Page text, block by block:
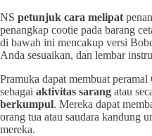
NS petunjuk cara melipat
penangkap cootie pada barang
di bawah ini mencakup versi
Anda sesuaikan, dan lembar
Pramuka dapat membuat
sebagai aktivitas sarang atau
berkumpul. Mereka dapat
orang tua atau saudara kandung
mereka.